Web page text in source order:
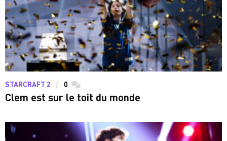
STARCRAFT 2 0 commentaires
Clem est sur le toit du monde